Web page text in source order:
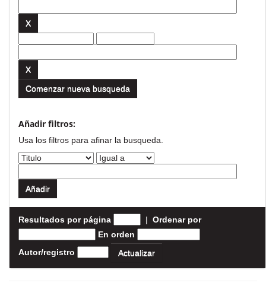
Comenzar nueva busqueda
Añadir filtros:
Usa los filtros para afinar la busqueda.
Resultados por página | Ordenar por
En orden
Autor/registro